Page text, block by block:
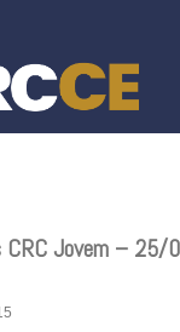
CRC Jovem –